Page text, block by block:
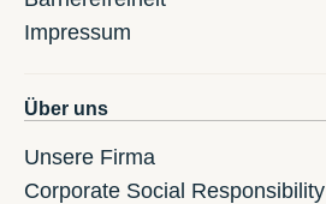
Impressum
Über uns
Unsere Firma
Corporate Social Responsibility